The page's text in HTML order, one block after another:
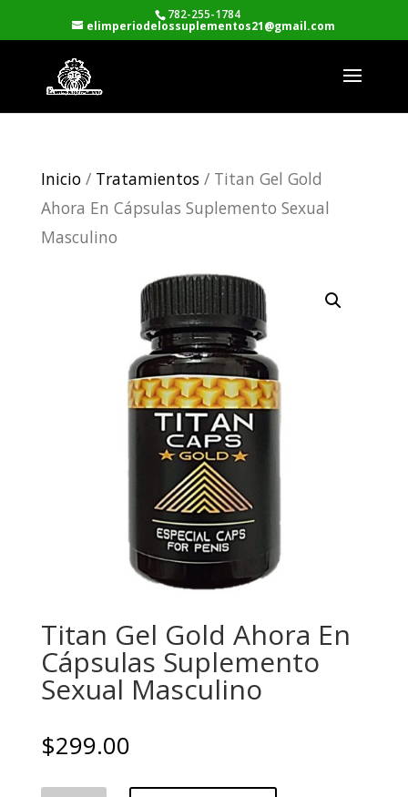
782-255-1784
elimperiodelossuplementos21@gmail.com
Inicio/ Tratamientos/ Titan Gel Gold
Ahora En Cápsulas Suplemento Sexual
Masculino
Titan Gel Gold Ahora En
Cápsulas Suplemento
Sexual Masculino
$299.00